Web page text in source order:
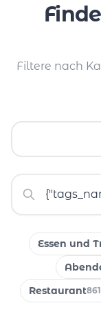
Filtere nach
Essen und
Restaurant861